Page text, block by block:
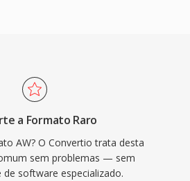
a Formato Raro
AW? O Convertio trata desta
sem problemas — sem
de software especializado.